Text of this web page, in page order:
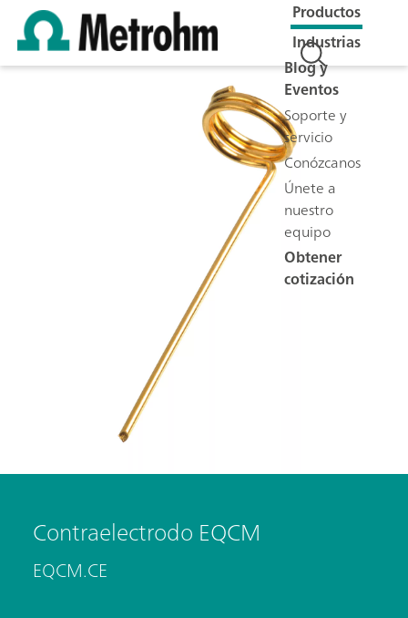
Productos
Industrias
Blog y
Eventos
Soporte y
servicio
Conózcanos
Únete a
nuestro
equipo
Obtener
cotización
Contraelectrodo EQCM
EQCM.CE